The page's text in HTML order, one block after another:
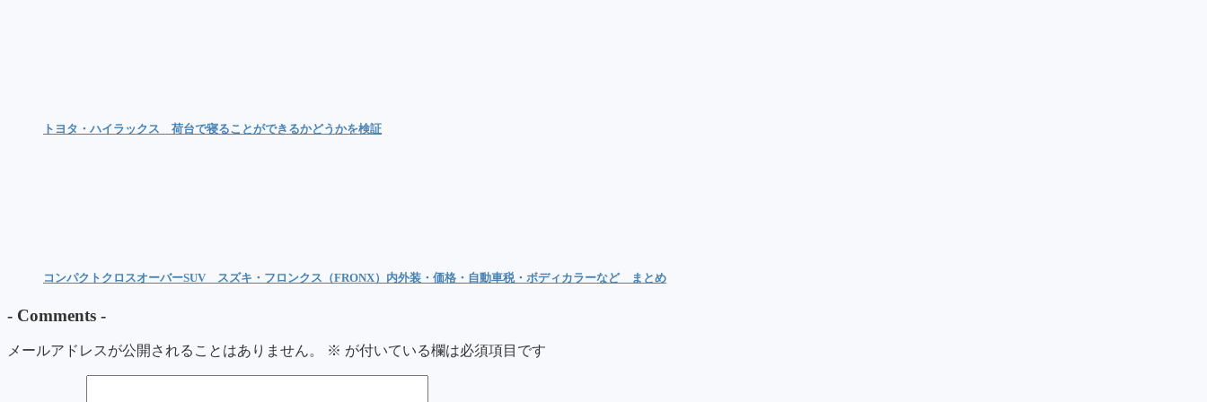
トヨタ・ハイラックス 荷台で寝ることができるかどうかを検証
コンパクトクロスオーバーSUV スズキ・フロンクス（FRONX）内外装・価格・自動車税・ボディカラーなど まとめ
- Comments -
メールアドレスが公開されることはありません。 ※ が付いている欄は必須項目です